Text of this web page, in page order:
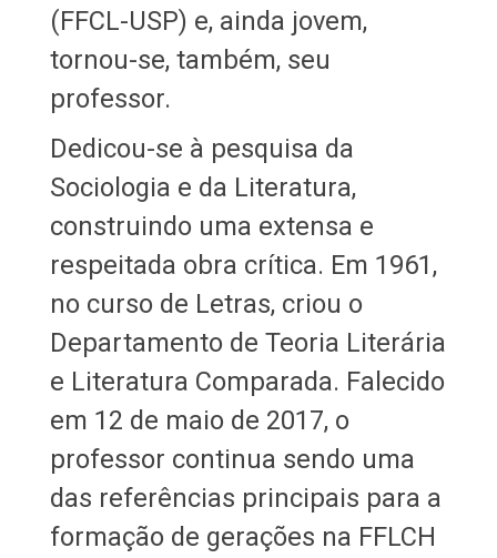
(FFCL-USP) e, ainda jovem,
tornou-se, também, seu
professor.
Dedicou-se à pesquisa da
Sociologia e da Literatura,
construindo uma extensa e
respeitada obra crítica. Em 1961,
no curso de Letras, criou o
Departamento de Teoria Literária
e Literatura Comparada. Falecido
em 12 de maio de 2017, o
professor continua sendo uma
das referências principais para a
formação de gerações na FFLCH